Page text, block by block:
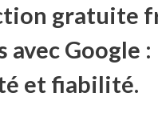
gratuite
avec Google
et fiabilité.